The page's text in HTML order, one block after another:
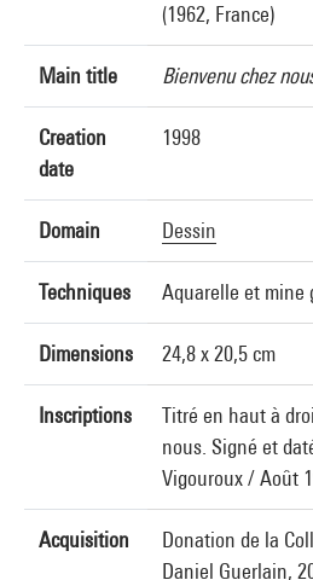
(1962, France)
Main title Bienvenu chez
Creation
date
1998
Domain Dessin
Techniques Aquarelle et mine
Dimensions 24,8 x 20,5 cm
Inscriptions
Titré en haut à
nous. Signé et
Vigouroux / Août
Acquisition
Donation de la
Daniel Guerlain,